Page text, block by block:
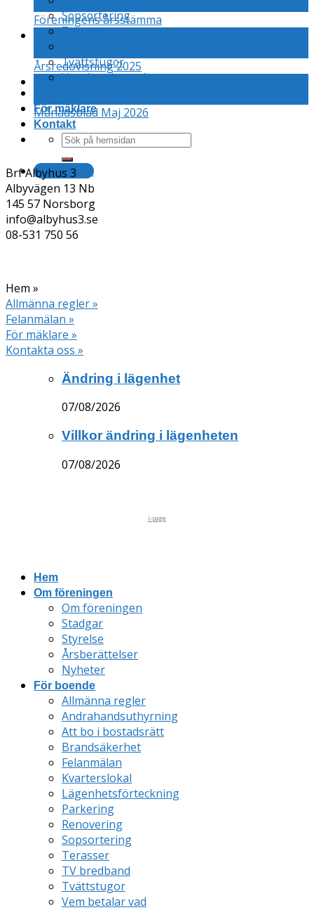
Sopsortering
Terasser
Tvättstugor
Vem betalar vad
För mäklare
Kontakt
Felanmälan
Föreningens årsstämma
jun
Årsredovisning 2025
Månadsblad Maj 2026
Brf Albyhus 3
Albyvägen 13 Nb
145 57 Norsborg
info@albyhus3.se
08-531 750 56
Hem »
Allmänna regler »
Felanmälan »
För mäklare »
Kontakta oss »
Ändring i lägenhet
07/08/2026
Villkor ändring i lägenheten
07/08/2026
i-page
Hem
Om föreningen
Om föreningen
Stadgar
Styrelse
Årsberättelser
Nyheter
För boende
Allmänna regler
Andrahandsuthyrning
Att bo i bostadsrätt
Brandsäkerhet
Felanmälan
Kvarterslokal
Lägenhetsförteckning
Parkering
Renovering
Sopsortering
Terasser
TV bredband
Tvättstugor
Vem betalar vad